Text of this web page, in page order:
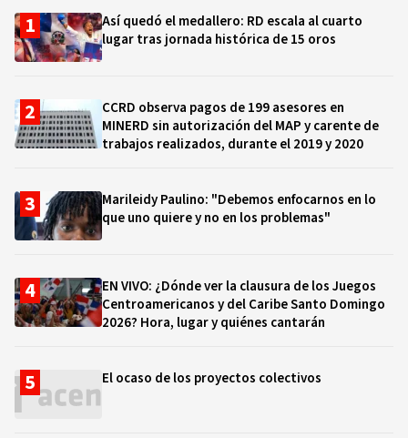
Así quedó el medallero: RD escala al cuarto
lugar tras jornada histórica de 15 oros
CCRD observa pagos de 199 asesores en
MINERD sin autorización del MAP y carente de
trabajos realizados, durante el 2019 y 2020
Marileidy Paulino: "Debemos enfocarnos en lo
que uno quiere y no en los problemas"
EN VIVO: ¿Dónde ver la clausura de los Juegos
Centroamericanos y del Caribe Santo Domingo
2026? Hora, lugar y quiénes cantarán
El ocaso de los proyectos colectivos